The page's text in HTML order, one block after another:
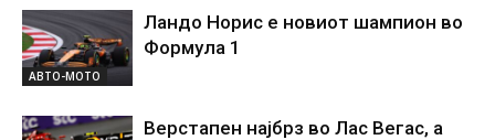
АВТО-МОТО
Ландо Норис е новиот шампион во
Формула 1
Верстапен најбрз во Лас Вегас, а